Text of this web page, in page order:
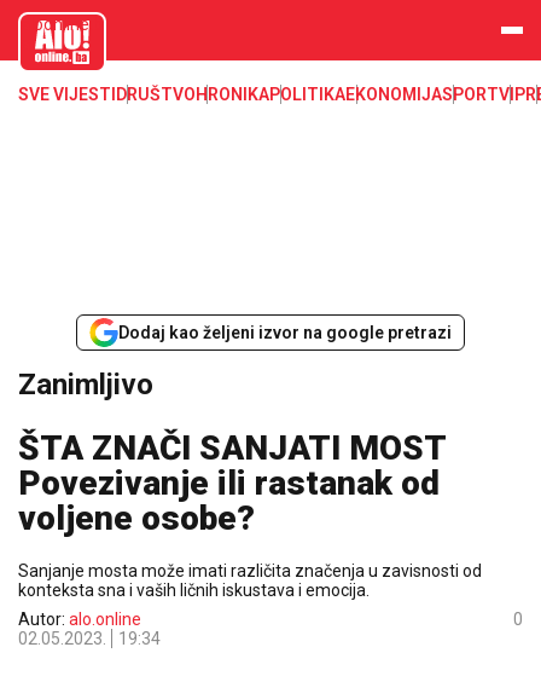
aloonline.b
SVE VIJESTI DRUŠTVOHRONIKAPOLITIKAEKONOMIJASPORTVIP
Dodaj kao željeni izvor na google pretrazi
Zanimljivo
ŠTA ZNAČI SANJATI MOST
Povezivanje ili rastanak od
voljene osobe?
Sanjanje mosta može imati različita značenja u zavisnosti od
konteksta sna i vaših ličnih iskustava i emocija.
Autor: alo.online
02.05.2023.
19:34
0